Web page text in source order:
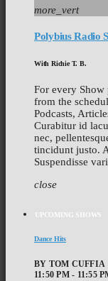
more_vert
Polybius Radio
With Richie T. B.
For every Show
from the
Podcasts,
Curabitur id
nec,
tincidunt justo.
Suspendisse
close
UPCOMING SHOWS
Dance Hits
BY TOM CUFFIA
11:50 PM - 11:55